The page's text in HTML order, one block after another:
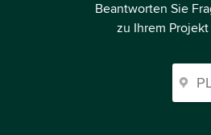
Beantworten Sie
zu Ihrem Projekt